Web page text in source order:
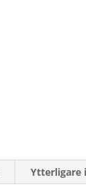
Ytterligare